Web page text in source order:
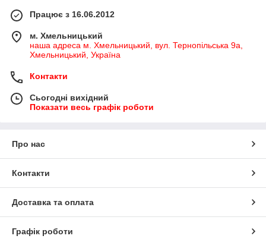
Працює з 16.06.2012
м. Хмельницький
наша адреса м. Хмельницький, вул. Тернопільська 9а,
Хмельницький, Україна
Контакти
Сьогодні вихідний
Показати весь графік роботи
Про нас
Контакти
Доставка та оплата
Графік роботи